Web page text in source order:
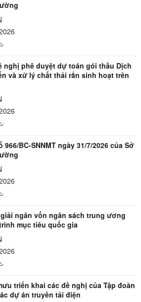
nghị phê duyệt dự toán gói thầu Dịch
và xử lý chất thải rắn sinh hoạt trên
BC-SNNMT ngày 31/7/2026 của Sở
ngân vốn ngân sách trung ương
mục tiêu quốc gia
triển khai các đề nghị của Tập đoàn
dự án truyền tải điện